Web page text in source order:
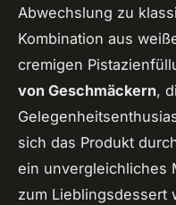
Abwechslung zu
Kombination aus
cremigen
von Geschmäckern,
sich das Produkt
ein unvergleichliches
zum Lieblingsdessert